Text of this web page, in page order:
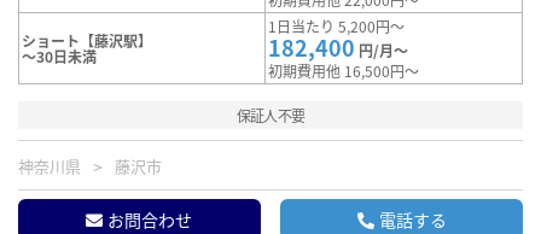
ショート【藤沢駅】
～30日未満
1日当たり 5,200円～
182,400 円/月～
初期費用他 16,500円～
保証人不要
神奈川県 藤沢市
お問合わせ 電話する